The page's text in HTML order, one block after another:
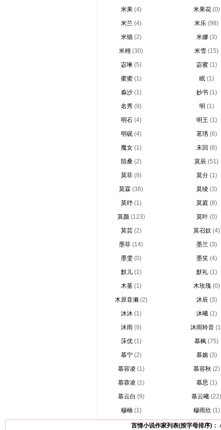
米果 (4) 米果花 (0)
米兰 (4) 米乐 (98)
米猫 (2) 米娜 (3)
米栩 (30) 米雪 (15)
宓琳 (5) 宓蜜 (1)
蜜蜜 (1) 眠 (1)
淼沙 (1) 妙书 (1)
名秀 (9) 明 (1)
明石 (4) 明王 (1)
明砚 (4) 茗琇 (6)
魔女 (1) 末回 (8)
陌桑 (2) 莫辰 (51)
莫菲 (9) 莫分 (1)
莫霖 (38) 莫绫 (3)
莫纾 (1) 莫庭 (8)
莫颜 (123) 莫叶 (0)
莫芸 (2) 莫召奴 (4)
墨菲 (14) 墨兰 (3)
墨雯 (0) 墨笑 (4)
默儿 (1) 默礼 (1)
木堇 (1) 木玫瑰 (0)
木原音濑 (2) 沐辰 (3)
沐沐 (1) 沐曦 (1)
沐雨 (9) 沐雨聆音
莯优 (1) 慕枫 (75)
慕宁 (2) 慕嫱 (3)
慕容凌 (1) 慕容秋 (2)
慕蓉凌 (1) 慕思 (1)
慕云白 (9) 慕云曦 (22)
穆楠 (1) 穆雨欣 (1)
言情小说作家列表(按字母排序)：